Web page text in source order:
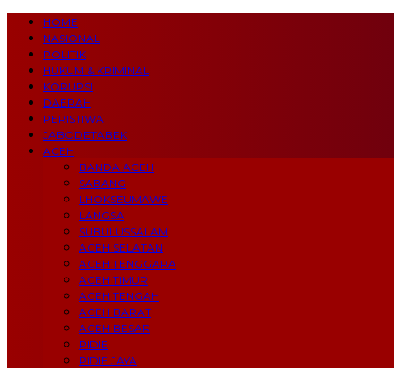
HOME
NASIONAL
POLITIK
HUKUM & KRIMINAL
KORUPSI
DAERAH
PERISTIWA
JABODETABEK
ACEH
BANDA ACEH
SABANG
LHOKSEUMAWE
LANGSA
SUBULUSSALAM
ACEH SELATAN
ACEH TENGGARA
ACEH TIMUR
ACEH TENGAH
ACEH BARAT
ACEH BESAR
PIDIE
PIDIE JAYA